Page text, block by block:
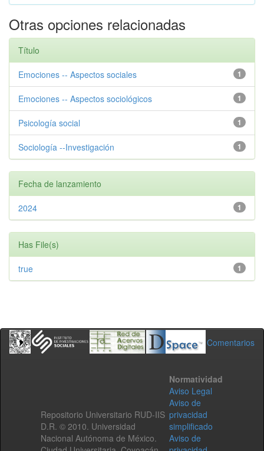
Otras opciones relacionadas
Título
1
Emociones -- Aspectos sociales
1
Emociones -- Aspectos sociológicos
1
Psicología social
1
Sociología --Investigación
Fecha de lanzamiento
1
2024
Has File(s)
1
true
Comentarios
Repositorio Universitario RUD-IIS
D.R. © 2010. Universidad
Nacional Autónoma de México.
Normatividad
Aviso Legal
Aviso de
privacidad
simplificado
Aviso de